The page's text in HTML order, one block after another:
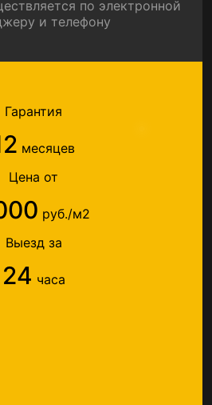
по электронной
и телефону
Гарантия
месяцев
Цена от
руб./м2
Выезд за
24 часа